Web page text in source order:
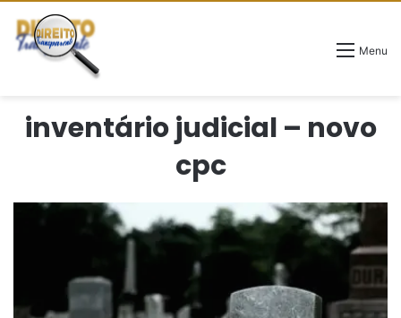
Menu
inventário judicial – novo
cpc